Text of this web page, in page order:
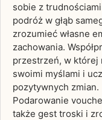
sobie z
podróż w głąb
zrozumieć własne
zachowania.
przestrzeń, w której
swoimi myślami i
pozytywnych zmian.
Podarowanie
także gest troski i